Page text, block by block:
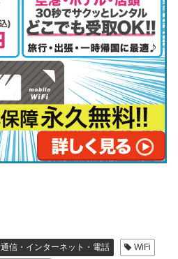
通信・インターネット・電話
WiFi